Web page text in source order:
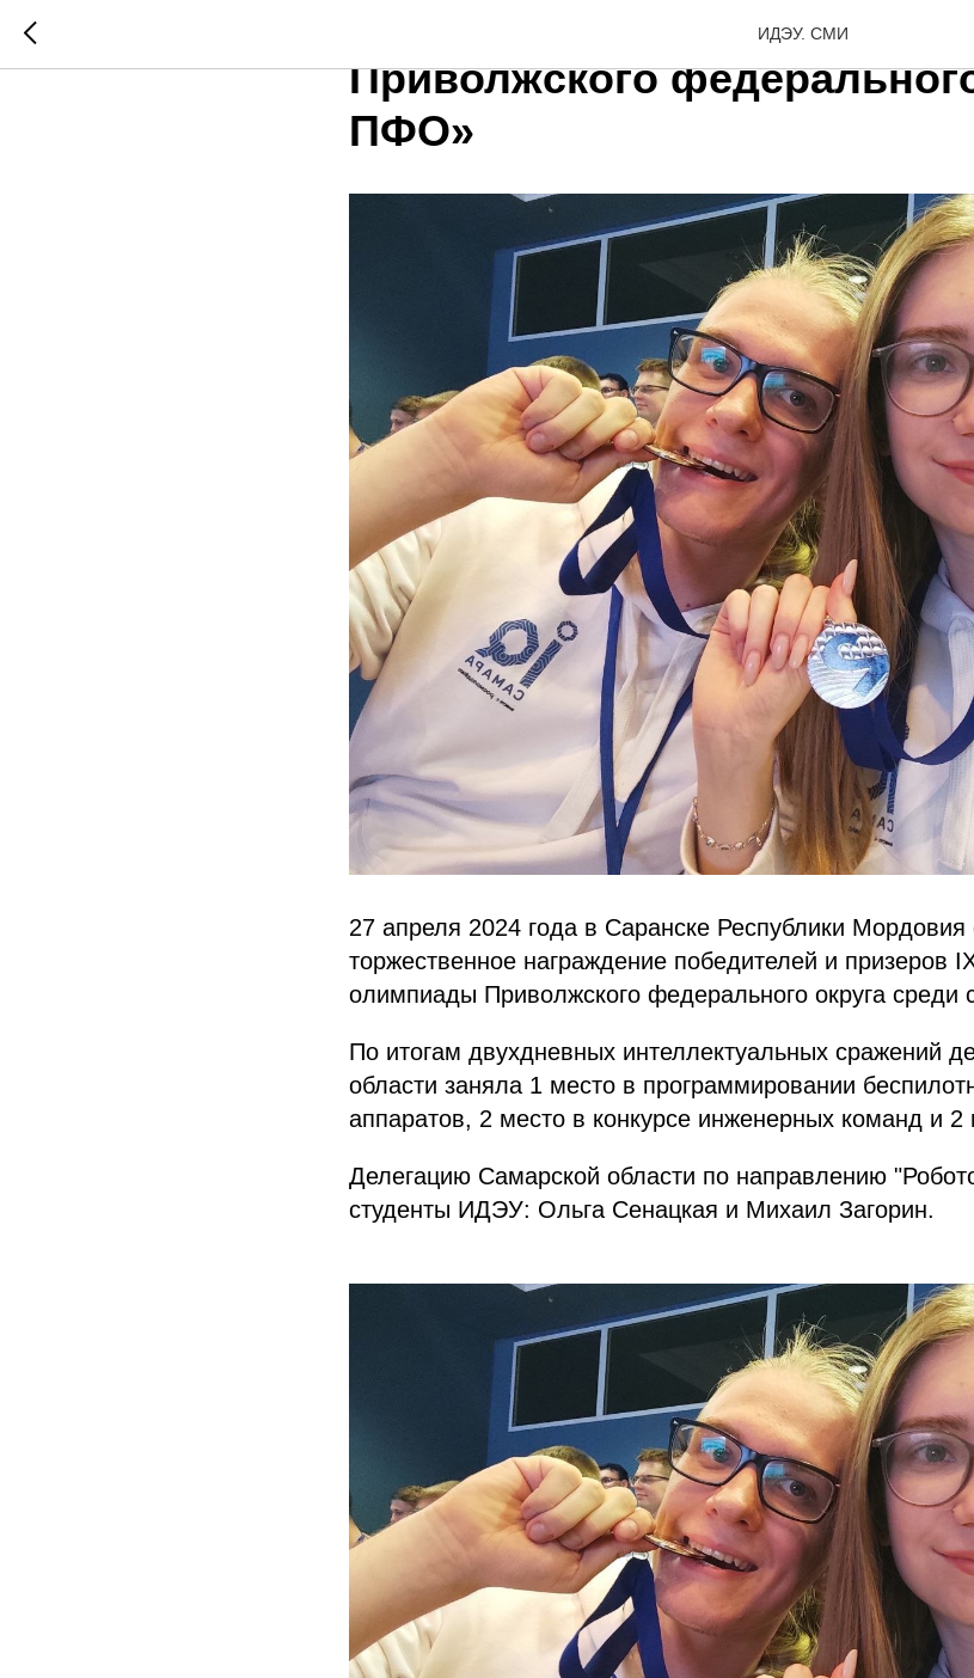
ИДЭУ. СМИ
IX Интеллектуальная
Приволжского
ПФО»
27 апреля 2024 года в Саранске Республики Мордовия
торжественное награждение победителей и призеров
олимпиады Приволжского федерального округа среди
По итогам двухдневных интеллектуальных сражений
области заняла 1 место в программировании
аппаратов, 2 место в конкурсе инженерных команд и 2
Делегацию Самарской области по направлению
студенты ИДЭУ: Ольга Сенацкая и Михаил Загорин.